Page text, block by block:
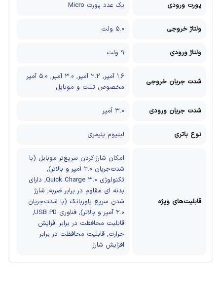
پورت ورودی یک عدد پورت Micro
ولتاژ خروجی ۵.۰ ولت
ولتاژ ورودی ۹ ولت
شدت جریان خروجی
۱.۶ آمپر, ۲.۲ آمپر, ۳.۰ آمپر, ۵.۰ آمپر
مخصوص تبلت و موبایل
شدت جریان ورودی ۳.۰ آمپر
نوع باتری لیتیوم پلیمری
قابلیت‌های ویژه
امکان شارژ کردن سریع‌تر موبایل (با
شدت‌جریان ۲.۰ آمپر و بالاتر),
تکنولوژی Quick Charge ۳.۰, دارای
بدنه ای مقاوم در برابر ضربه, شارژ
شدن سریع پاوربانک (با شدت‌جریان
۲.۰ آمپر و بالاتر), فناوری USB PD,
قابلیت محافظت در برابر افزایش
حرارت, قابلیت محافظت در برابر
افزایش شارژ